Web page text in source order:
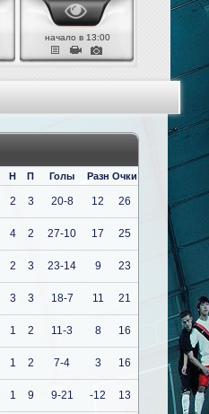
начало в 13:00
Н П Голы Разн Очки
2 3 20-8 12 26
4 2 27-10 17 25
2 3 23-14 9 23
3 3 18-7 11 21
1 2 11-3 8 16
1 2 7-4 3 16
1 9 9-21 -12 13